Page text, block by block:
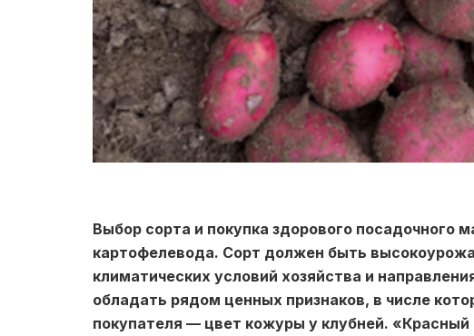
Выбор сорта и покупка здорового посадочного
картофелевода. Сорт должен быть
климатических условий хозяйства и
обладать рядом ценных признаков, в числе
покупателя — цвет кожуры у клубней.